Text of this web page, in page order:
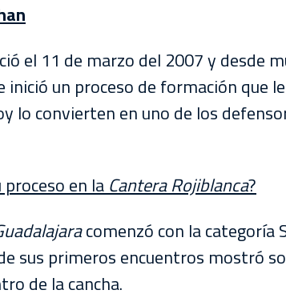
el 11 de marzo del 2007 y desde
inició un proceso de formación que
lo convierten en uno de los
proceso en la Cantera Rojiblanca?
comenzó con la categoría
sus primeros encuentros mostró
de la cancha.